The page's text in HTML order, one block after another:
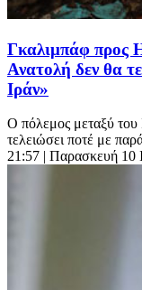
Γκαλιμπάφ
Ανατολή δεν θα
Ιράν»
Ο πόλεμος μεταξύ του
τελειώσει ποτέ με
21:57 | Παρασκευή 10